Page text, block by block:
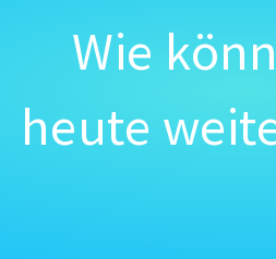
Wie
heute